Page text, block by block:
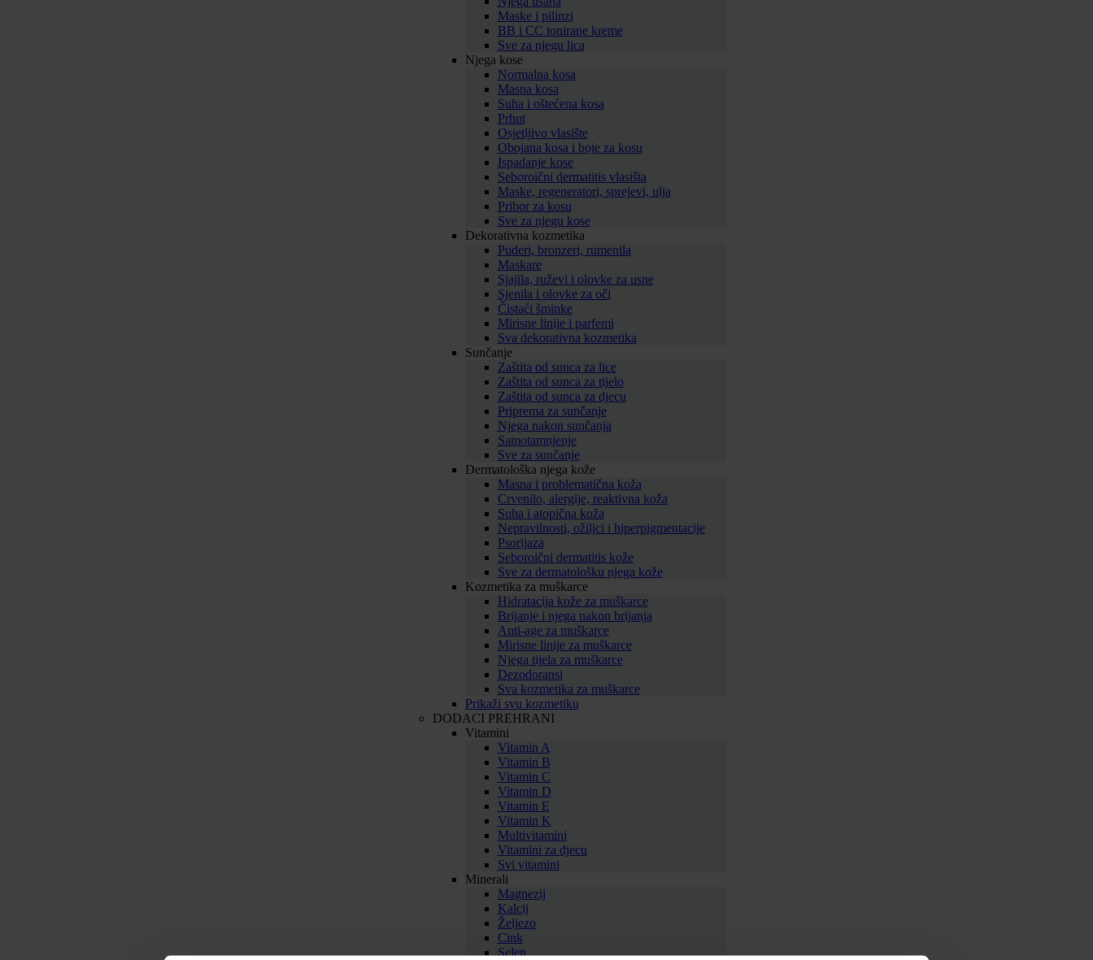
Maske i pilinzi
BB i CC tonirane kreme
Sve za njegu lica
Njega kose
Normalna kosa
Masna kosa
Suha i oštećena kosa
Prhut
Osjetljivo vlasište
Obojana kosa i boje za kosu
Ispadanje kose
Seboroični dermatitis vlasišta
Maske, regeneratori, sprejevi, ulja
Pribor za kosu
Sve za njegu kose
Dekorativna kozmetika
Puderi, bronzeri, rumenila
Maskare
Sjajila, ruževi i olovke za usne
Sjenila i olovke za oči
Čistaći šminke
Mirisne linije i parfemi
Sva dekorativna kozmetika
Sunčanje
Zaštita od sunca za lice
Zaštita od sunca za tijelo
Zaštita od sunca za djecu
Priprema za sunčanje
Njega nakon sunčanja
Samotamnjenje
Sve za sunčanje
Dermatološka njega kože
Masna i problematična koža
Crvenilo, alergije, reaktivna koža
Suha i atopična koža
Nepravilnosti, ožiljci i hiperpigmentacije
Psorijaza
Seboroični dermatitis kože
Sve za dermatološku njega kože
Kozmetika za muškarce
Hidratacija kože za muškarce
Brijanje i njega nakon brijanja
Anti-age za muškarce
Mirisne linije za muškarce
Njega tijela za muškarce
Dezodoransi
Sva kozmetika za muškarce
Prikaži svu kozmetiku
DODACI PREHRANI
Vitamini
Vitamin A
Vitamin B
Vitamin C
Vitamin D
Vitamin E
Vitamin K
Multivitamini
Vitamini za djecu
Svi vitamini
Minerali
Magnezij
Kalcij
Željezo
Cink
Selen